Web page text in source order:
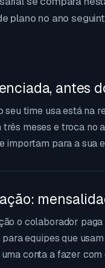
plano no ano
antes
seu time usa está na
meses e troca no
importam para a sua
o colaborador
equipes que
conta a fazer